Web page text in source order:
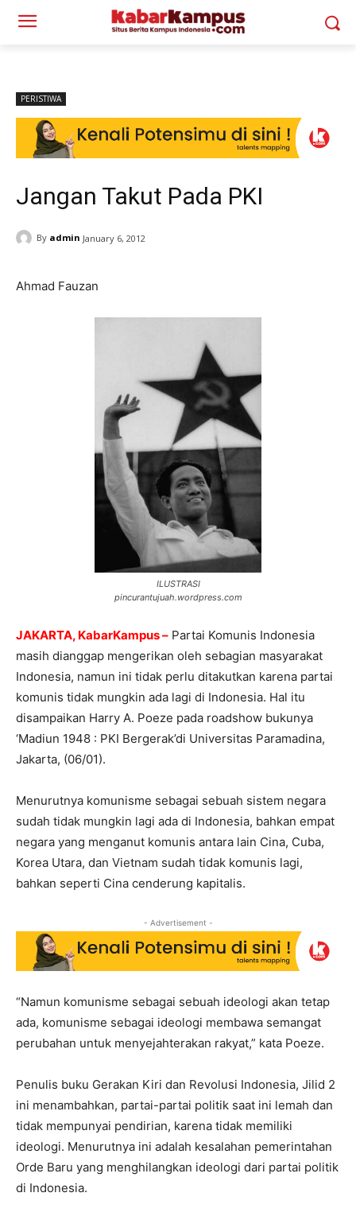
PERISTIWA
Jangan Takut Pada PKI
By admin January 6, 2012
Ahmad Fauzan
ILUSTRASI
pincurantujuah.wordpress.com
JAKARTA, KabarKampus – Partai Komunis Indonesia
masih dianggap mengerikan oleh sebagian masyarakat
Indonesia, namun ini tidak perlu ditakutkan karena partai
komunis tidak mungkin ada lagi di Indonesia. Hal itu
disampaikan Harry A. Poeze pada roadshow bukunya
‘Madiun 1948 : PKI Bergerak’di Universitas Paramadina,
Jakarta, (06/01).
Menurutnya komunisme sebagai sebuah sistem negara
sudah tidak mungkin lagi ada di Indonesia, bahkan empat
negara yang menganut komunis antara lain Cina, Cuba,
Korea Utara, dan Vietnam sudah tidak komunis lagi,
bahkan seperti Cina cenderung kapitalis.
- Advertisement -
“Namun komunisme sebagai sebuah ideologi akan tetap
ada, komunisme sebagai ideologi membawa semangat
perubahan untuk menyejahterakan rakyat,” kata Poeze.
Penulis buku Gerakan Kiri dan Revolusi Indonesia, Jilid 2
ini menambahkan, partai-partai politik saat ini lemah dan
tidak mempunyai pendirian, karena tidak memiliki
ideologi. Menurutnya ini adalah kesalahan pemerintahan
Orde Baru yang menghilangkan ideologi dari partai politik
di Indonesia.